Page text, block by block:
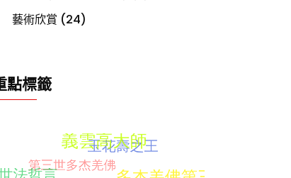
藝術欣賞 (24)
點標籤